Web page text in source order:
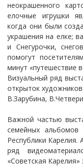
неокрашенного
елочные игрушки
когда они были
украшения на елке;
и Снегурочки,
помогут
минут «путешествие
Визуальный ряд
открыток
В.Зарубина,
Важной частью
семейных альбомов
Республики Карелия.
ряд
«Советская